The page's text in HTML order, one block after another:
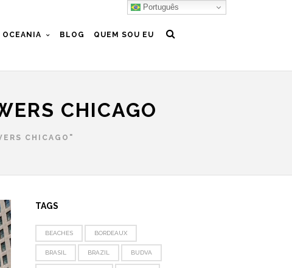
OCEANIA BLOG QUEM SOU EU
CHICAGO
CHICAGO"
TAGS
BEACHES BORDEAUX
BRASIL BRAZIL BUDVA
Português